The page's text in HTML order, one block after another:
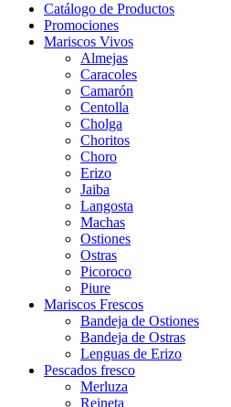
Catálogo de Productos
Promociones
Mariscos Vivos
Almejas
Caracoles
Camarón
Centolla
Cholga
Choritos
Choro
Erizo
Jaiba
Langosta
Machas
Ostiones
Ostras
Picoroco
Piure
Mariscos Frescos
Bandeja de Ostiones
Bandeja de Ostras
Lenguas de Erizo
Pescados fresco
Merluza
Reineta